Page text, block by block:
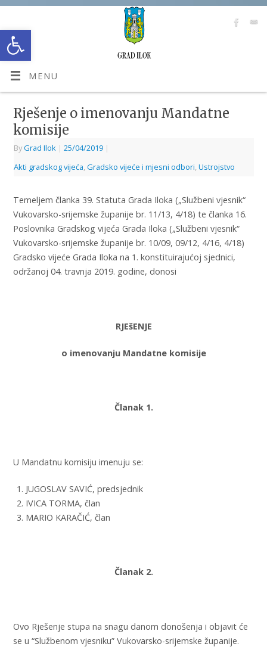
Open toolbar
MENU
Rješenje o imenovanju Mandatne
komisije
ByGrad Ilok | 25/04/2019 |
Akti gradskog vijeća Gradsko vijeće i mjesni odbori Ustrojstvo
Temeljem članka 39. Statuta Grada Iloka („Službeni vjesnik“
Vukovarsko-srijemske županije br. 11/13, 4/18) te članka 16.
Poslovnika Gradskog vijeća Grada Iloka („Službeni vjesnik“
Vukovarsko-srijemske županije br. 10/09, 09/12, 4/16, 4/18)
Gradsko vijeće Grada Iloka na 1. konstituirajućoj sjednici,
održanoj 04. travnja 2019. godine, donosi
RJEšENJE
o imenovanju Mandatne komisije
Članak 1.
U Mandatnu komisiju imenuju se:
JUGOSLAV SAVIĆ, predsjednik
IVICA TORMA, član
MARIO KARAČIĆ, član
Članak 2.
Ovo Rješenje stupa na snagu danom donošenja i objavit će
se u “Službenom vjesniku” Vukovarsko-srijemske županije.